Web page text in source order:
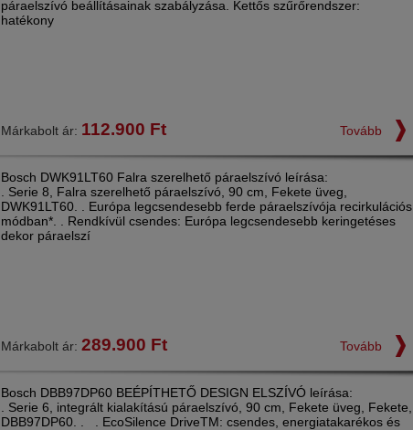
páraelszívó beállításainak szabályzása. Kettős szűrőrendszer:
hatékony
Márkabolt ár: 112.900 Ft Tovább
Bosch DWK91LT60 Falra szerelhető páraelszívó leírása:
. Serie 8, Falra szerelhető páraelszívó, 90 cm, Fekete üveg,
DWK91LT60. . Európa legcsendesebb ferde páraelszívója recirkulációs
módban*. . Rendkívül csendes: Európa legcsendesebb keringetéses
dekor páraelszí
Márkabolt ár: 289.900 Ft Tovább
Bosch DBB97DP60 BEÉPÍTHETŐ DESIGN ELSZÍVÓ leírása:
. Serie 6, integrált kialakítású páraelszívó, 90 cm, Fekete üveg, Fekete,
DBB97DP60. . . EcoSilence DriveTM: csendes, energiatakarékos és